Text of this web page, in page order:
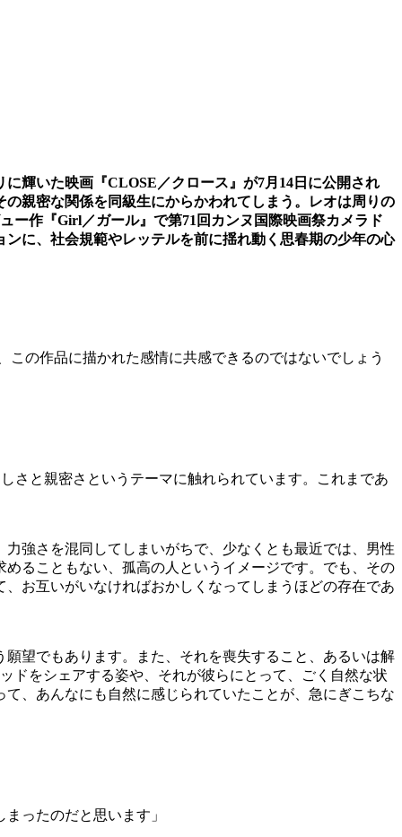
輝いた映画『CLOSE／クロース』が7月14日に公開され
親密な関係を同級生にからかわれてしまう。レオは周りの
ー作『Girl／ガール』で第71回カンヌ国際映画祭カメラド
に、社会規範やレッテルを前に揺れ動く思春期の少年の心
の作品に描かれた感情に共感できるのではないでしょう
さと親密さというテーマに触れられています。これまであ
強さを混同してしまいがちで、少なくとも最近では、男性
ることもない、孤高の人というイメージです。でも、その
お互いがいなければおかしくなってしまうほどの存在であ
望でもあります。また、それを喪失すること、あるいは解
ドをシェアする姿や、それが彼らにとって、ごく自然な状
、あんなにも自然に感じられていたことが、急にぎこちな
まったのだと思います」